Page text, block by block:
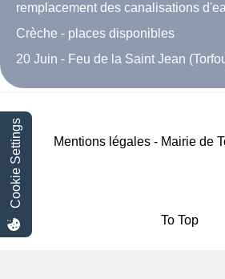
remplacement des canalisations
Crèche - places disponibles
20 Juin - Feu de la Saint Jean
Mentions légales - Mairie de
To Top
Cookie Settings